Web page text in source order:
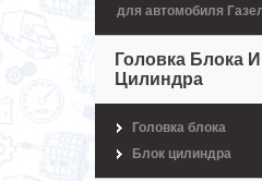
для автомобиля
Головка Блока
Цилиндра
Головка блока
Блок цилиндра